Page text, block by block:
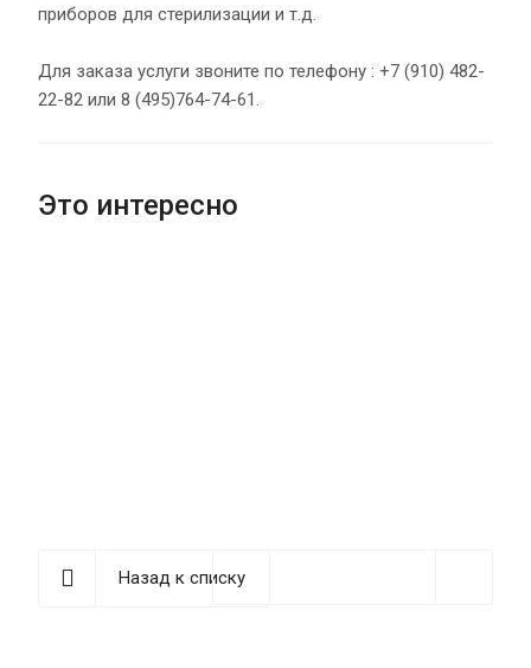
приборов для стерилизации и т.д.
Для заказа услуги звоните по телефону : +7 (910) 482-
22-82 или 8 (495)764-74-61.
Это интересно
Назад к списку